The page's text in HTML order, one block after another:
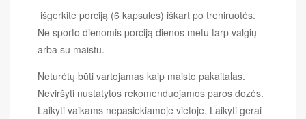
išgerkite porciją (6 kapsules) iškart po treniruotės.
Ne sporto dienomis porciją dienos metu tarp valgių
arba su maistu.
Neturėtų būti vartojamas kaip maisto pakaitalas.
Neviršyti nustatytos rekomenduojamos paros dozės.
Laikyti vaikams nepasiekiamoje vietoje. Laikyti gerai